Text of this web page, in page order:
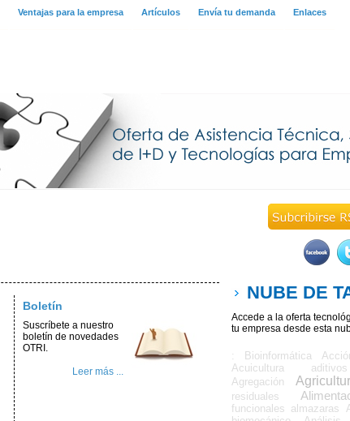
Ventajas para la empresa Artículos Envía tu demanda Enlaces
Boletín
Suscríbete a nuestro
boletín de novedades
OTRI.
Leer más ...
NUBE DE
Accede a la oferta
tu empresa desde esta
: Bioinformática
Acuicultura
aditivos
Agregación
residuales
funcionales almazaras